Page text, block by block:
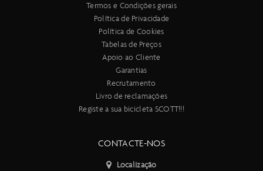
Termos e Condições gerais
Política de Privacidade
Política de Cookies
Tabelas de Preços
Apoio ao Cliente
Garantias
Recrutamento
Livro de reclamações
Registe a sua bicicleta SCOTT!!!
CONTACTE-NOS
Localização